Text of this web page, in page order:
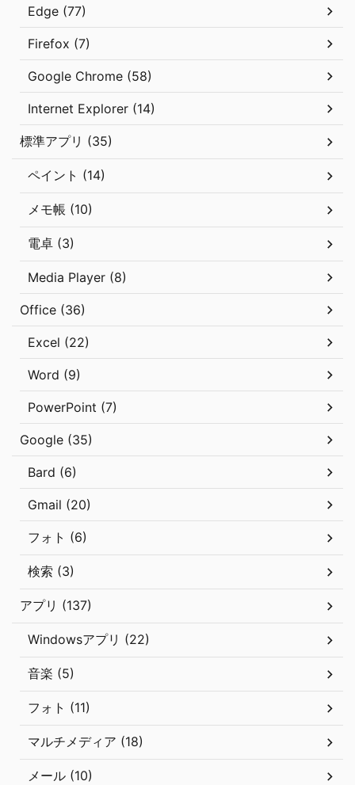
Edge (77)
Firefox (7)
Google Chrome (58)
Internet Explorer (14)
標準アプリ (35)
ペイント (14)
メモ帳 (10)
電卓 (3)
Media Player (8)
Office (36)
Excel (22)
Word (9)
PowerPoint (7)
Google (35)
Bard (6)
Gmail (20)
フォト (6)
検索 (3)
アプリ (137)
Windowsアプリ (22)
音楽 (5)
フォト (11)
マルチメディア (18)
メール (10)